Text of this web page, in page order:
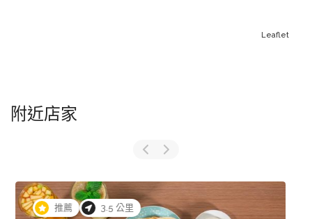
Leaflet
附近店家
4.2 公里